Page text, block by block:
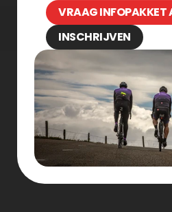
VRAAG INFOPAKKET
INSCHRIJVEN